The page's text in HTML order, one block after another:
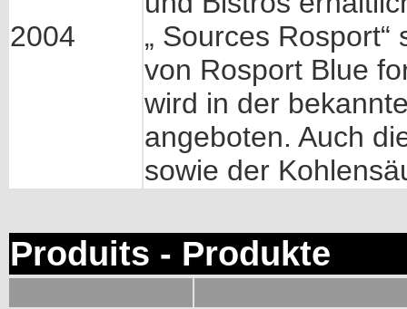
2004
„ Sources
von Rosport Blue
wird in der
angeboten. Auch
sowie der
Produits - Produkte